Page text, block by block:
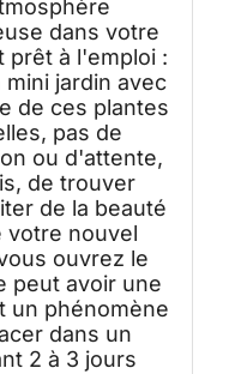
dans votre
prêt à l'emploi :
jardin avec
de ces plantes
pas de
ou d'attente,
de trouver
de la beauté
votre nouvel
ouvrez le
peut avoir une
un phénomène
dans un
2 à 3 jours